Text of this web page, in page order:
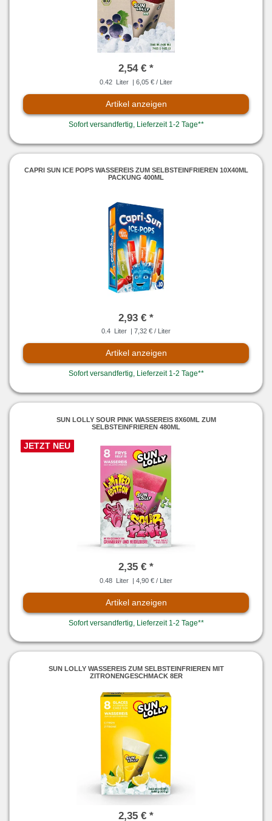
2,54 € *
0.42 Liter | 6,05 € / Liter
Artikel anzeigen
Sofort versandfertig, Lieferzeit 1-2 Tage**
CAPRI SUN ICE POPS WASSEREIS ZUM SELBSTEINFRIEREN 10X40ML
PACKUNG 400ML
2,93 € *
0.4 Liter | 7,32 € / Liter
Artikel anzeigen
Sofort versandfertig, Lieferzeit 1-2 Tage**
JETZT NEU
SUN LOLLY SOUR PINK WASSEREIS 8X60ML ZUM
SELBSTEINFRIEREN 480ML
2,35 € *
0.48 Liter | 4,90 € / Liter
Artikel anzeigen
Sofort versandfertig, Lieferzeit 1-2 Tage**
SUN LOLLY WASSEREIS ZUM SELBSTEINFRIEREN MIT
ZITRONENGESCHMACK 8ER
2,35 € *